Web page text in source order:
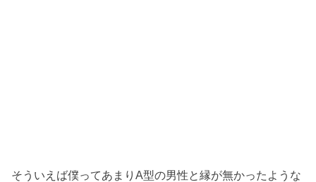
そういえば僕ってあまりA型の男性と縁が無かったような